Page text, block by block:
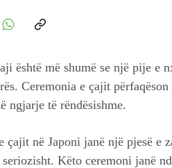
është më shumë se një pije e
Ceremonia e çajit
ngjarje të rëndësishme.
çajit në Japoni janë një pjesë
Këto ceremoni janë